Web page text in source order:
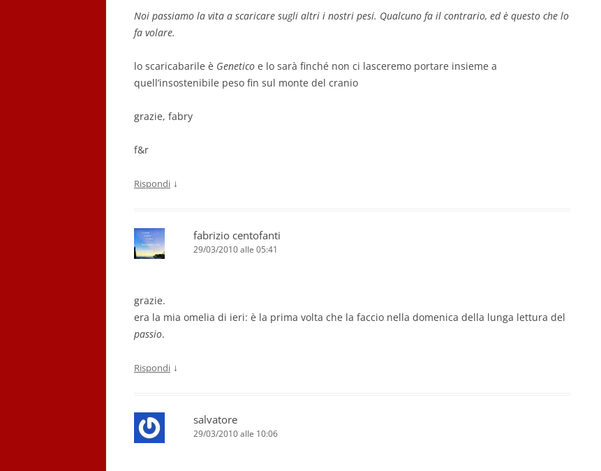
Noi passiamo la vita a scaricare sugli altri i nostri pesi. Qualcuno fa il contrario, ed è questo che lo
fa volare.
lo scaricabarile è Genetico e lo sarà finché non ci lasceremo portare insieme a
quell’insostenibile peso fin sul monte del cranio
grazie, fabry
f&r
Rispondi ↓
fabrizio centofanti
29/03/2010 alle 05:41
grazie.
era la mia omelia di ieri: è la prima volta che la faccio nella domenica della lunga lettura del
passio.
Rispondi ↓
salvatore
29/03/2010 alle 10:06